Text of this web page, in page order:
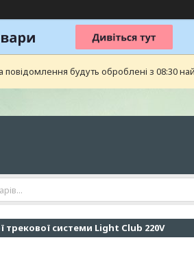
будуть оброблені з 08:30
трекової системи Light Club 220V